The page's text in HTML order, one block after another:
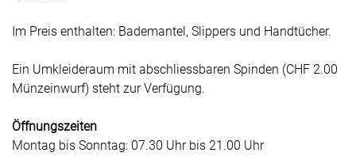
Im Preis enthalten: Bademantel, Slippers und Handtücher.
Ein Umkleideraum mit abschliessbaren Spinden (CHF 2.00
Münzeinwurf) steht zur Verfügung.
Öffnungszeiten
Montag bis Sonntag: 07.30 Uhr bis 21.00 Uhr